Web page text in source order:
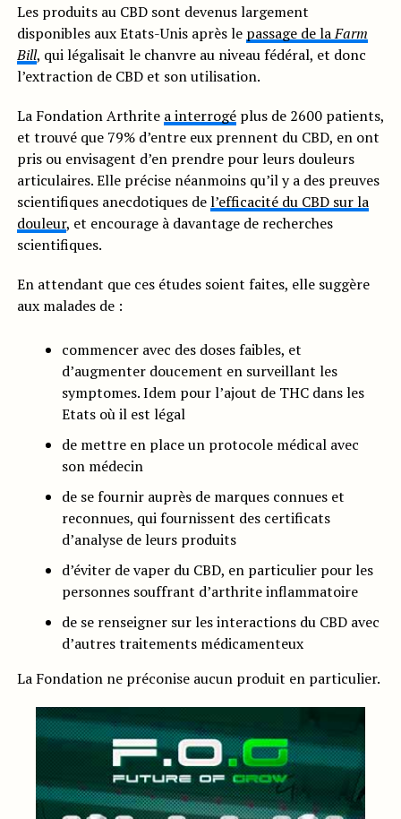
Les produits au CBD sont devenus largement
disponibles aux Etats-Unis après le passage de laFarm
Bill, qui légalisait le chanvre au niveau fédéral, et donc
l’extraction de CBD et son utilisation.
La Fondation Arthrite a interrogéplus de 2600 patients,
et trouvé que 79% d’entre eux prennent du CBD, en ont
pris ou envisagent d’en prendre pour leurs douleurs
articulaires. Elle précise néanmoins qu’il y a des preuves
scientifiques anecdotiques del’efficacité du CBD sur la
douleur, et encourage à davantage de recherches
scientifiques.
En attendant que ces études soient faites, elle suggère
aux malades de :
commencer avec des doses faibles, et
d’augmenter doucement en surveillant les
symptomes. Idem pour l’ajout de THC dans les
Etats où il est légal
de mettre en place un protocole médical avec
son médecin
de se fournir auprès de marques connues et
reconnues, qui fournissent des certificats
d’analyse de leurs produits
d’éviter de vaper du CBD, en particulier pour les
personnes souffrant d’arthrite inflammatoire
de se renseigner sur les interactions du CBD avec
d’autres traitements médicamenteux
La Fondation ne préconise aucun produit en particulier.